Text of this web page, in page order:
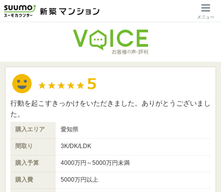
行動を起こすきっかけをいただきました。ありがとうございまし
た。
購入エリア 愛知県
間取り 3K/DK/LDK
購入予算 4000万円～5000万円未満
購入費 5000万円以上